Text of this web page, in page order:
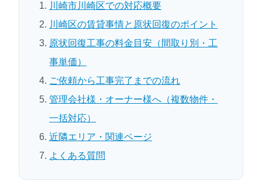
川崎市川崎区での対応概要
川崎区の賃貸事情と原状回復のポイント
原状回復工事の料金目安（間取り別・工
事単価）
ご依頼から工事完了までの流れ
管理会社様・オーナー様へ（複数物件・
一括対応）
近隣エリア・関連ページ
よくある質問